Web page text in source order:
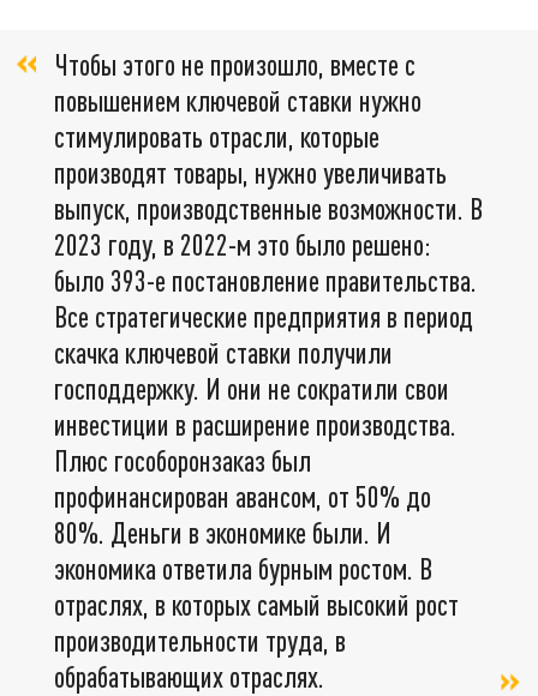
Чтобы этого не произошло, вместе с
повышением ключевой ставки нужно
стимулировать отрасли, которые
производят товары, нужно увеличивать
выпуск, производственные возможности. В
2023 году, в 2022-м это было решено:
было 393-е постановление правительства.
Все стратегические предприятия в период
скачка ключевой ставки получили
господдержку. И они не сократили свои
инвестиции в расширение производства.
Плюс гособоронзаказ был
профинансирован авансом, от 50% до
80%. Деньги в экономике были. И
экономика ответила бурным ростом. В
отраслях, в которых самый высокий рост
производительности труда, в
обрабатывающих отраслях.